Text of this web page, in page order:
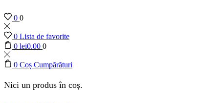
0 0
0 Lista de favorite
0 lei0.00 0
0 Coș Cumpărături
Nici un produs în coș.